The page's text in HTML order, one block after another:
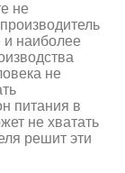
не
наиболее
не
питания в
не хватать
решит эти